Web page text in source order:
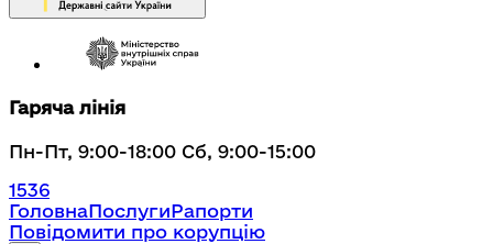
Гаряча лінія
Пн-Пт, 9:00-18:00 Сб, 9:00-15:00
1536
ГоловнаПослугиРапорти
Повідомити про корупцію